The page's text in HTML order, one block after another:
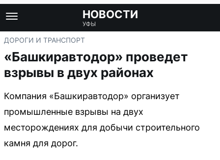
НОВОСТИ
УФЫ
ДОРОГИ И ТРАНСПОРТ
«Башкиравтодор» проведет
взрывы в двух районах
Компания «Башкиравтодор» организует
промышленные взрывы на двух
месторождениях для добычи строительного
камня для дорог.